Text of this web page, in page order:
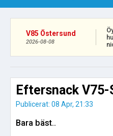
V85 Östersund
2026-08-08
Eftersnack
Publicerat: 08 Apr, 21:33
Bara bäst..